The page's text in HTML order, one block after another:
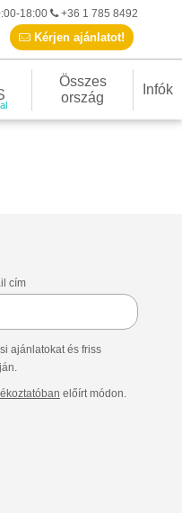
18:00
+36 1 785 8492
Kérjen ajánlatot!
Összes
ország
Infók
cím
ajánlatokat és friss
előírt módon.